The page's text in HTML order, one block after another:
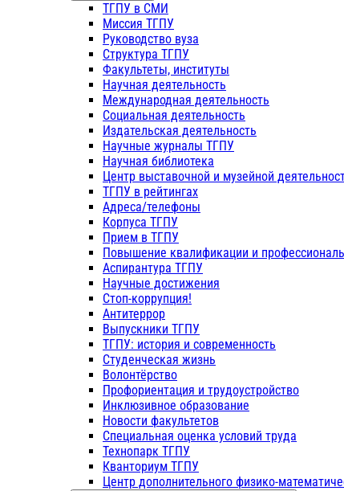
ТГПУ в СМИ
Миссия ТГПУ
Руководство вуза
Структура ТГПУ
Факультеты, институты
Научная деятельность
Международная деятельность
Социальная деятельность
Издательская деятельность
Научные журналы ТГПУ
Научная библиотека
Центр выставочной и музейной
ТГПУ в рейтингах
Адреса/телефоны
Корпуса ТГПУ
Прием в ТГПУ
Повышение квалификации и
Аспирантура ТГПУ
Научные достижения
Стоп-коррупция!
Антитеррор
Выпускники ТГПУ
ТГПУ: история и современность
Студенческая жизнь
Волонтёрство
Профориентация и трудоустройство
Инклюзивное образование
Новости факультетов
Специальная оценка условий труда
Технопарк ТГПУ
Кванториум ТГПУ
Центр дополнительного физико-